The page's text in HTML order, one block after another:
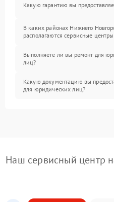
Какую гарантию вы
В каких районах Нижнего
располагаются сервисные
Выполняете ли вы ремонт для
лиц?
Какую документацию вы
для юридических лиц?
Наш сервисный центр